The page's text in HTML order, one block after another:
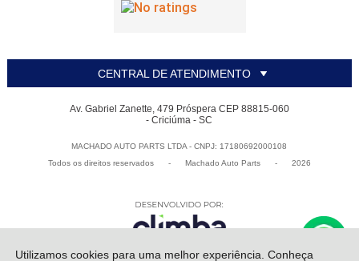
Utilizamos cookies para uma melhor experiência. Conheça
CENTRAL DE ATENDIMENTO
Av. Gabriel Zanette, 479 Próspera CEP 88815-060
- Criciúma - SC
MACHADO AUTO PARTS LTDA - CNPJ: 17180692000108
Todos os direitos reservados
- Machado Auto Parts - 2026